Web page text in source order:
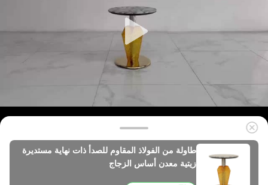
طاولة من الفولاذ المقاوم للصدأ ذات نهاية مستديرة
زيتية معدن أساس الزجاج